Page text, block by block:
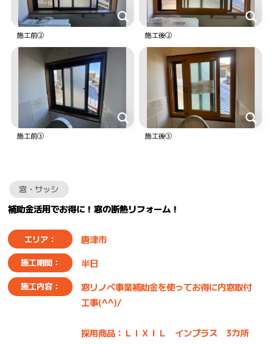
施工前② 施工後②
施工前➂ 施工後➂
窓・サッシ
補助金活用でお得に！窓の断熱リフォーム！
エリア： 唐津市
施工期間： 半日
施工内容：
窓リノベ事業補助金を使ってお得に内窓取付
工事(^^)/
採用商品：ＬＩＸＩＬ インプラス 3カ所